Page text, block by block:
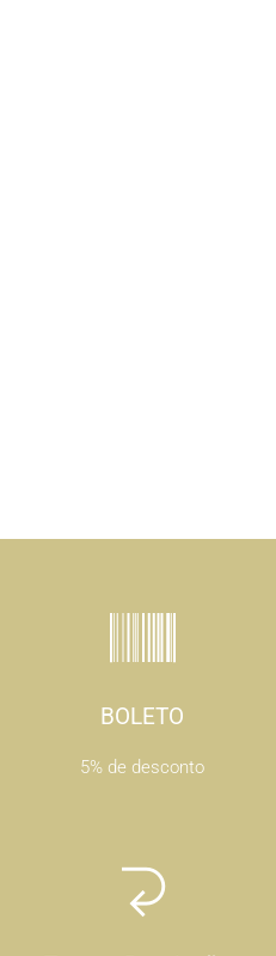
BOLETO
5% de desconto